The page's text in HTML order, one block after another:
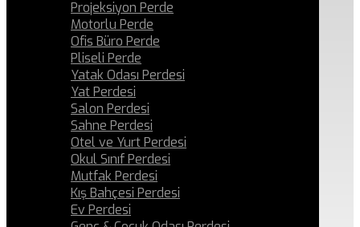
Projeksiyon Perde
Motorlu Perde
Ofis Büro Perde
Pliseli Perde
Yatak Odası Perdesi
Yat Perdesi
Salon Perdesi
Sahne Perdesi
Otel ve Yurt Perdesi
Okul Sınıf Perdesi
Mutfak Perdesi
Kış Bahçesi Perdesi
Ev Perdesi